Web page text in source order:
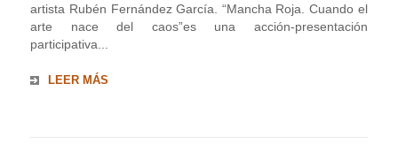
artista Rubén Fernández García. “Mancha Roja. Cuando el
arte nace del caos”es una acción-presentación
participativa...
LEER MÁS